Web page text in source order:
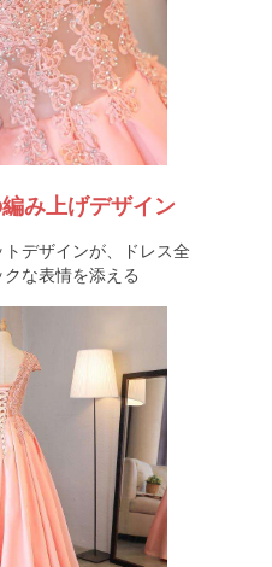
み上げデザイン
デザインが、ドレス全
な表情を添える